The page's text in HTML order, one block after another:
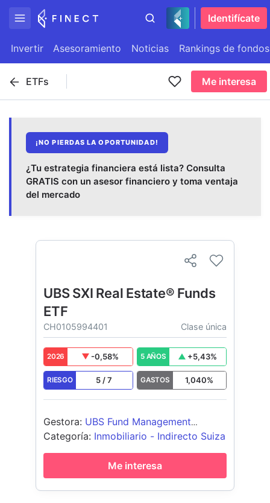
Identifícate
Invertir Asesoramiento Noticias Rankings de fondos
ETFs Me interesa
¡NO PIERDAS LA OPORTUNIDAD!
¿Tu estrategia financiera está lista? Consulta
GRATIS con un asesor financiero y toma ventaja
del mercado
UBS SXI Real Estate® Funds
ETF
CH0105994401 Clase única
2026 -0,58% 5 AÑOS +5,43%
RIESGO 5 /7 GASTOS 1,040%
Gestora: UBS Fund Management
(Switzerland) AG
Categoría: Inmobiliario - Indirecto Suiza
Me interesa